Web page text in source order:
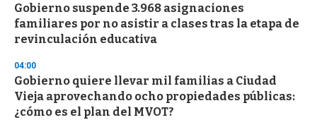
Gobierno suspende 3.968 asignaciones
familiares por no asistir a clases tras la etapa de
revinculación educativa
04:00
Gobierno quiere llevar mil familias a Ciudad
Vieja aprovechando ocho propiedades públicas:
¿cómo es el plan del MVOT?